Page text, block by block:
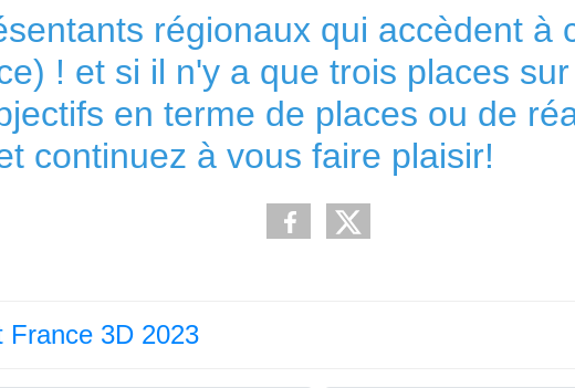
régionaux qui accèdent à
! et si il n'y a que trois places
en terme de places ou de
continuez à vous faire plaisir!
France 3D 2023